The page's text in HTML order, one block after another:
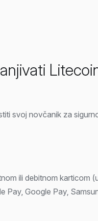
svoj novčanik za
ili debitnom karticom
Pay, Google Pay,